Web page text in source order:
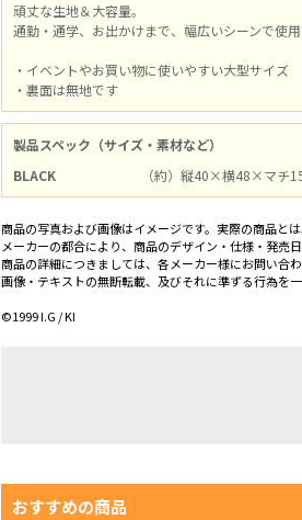
頑丈な生地＆大容量。
通勤・通学、お出かけまで、幅広いシーンで使用
・イベントやお買い物に使いやすい大型サイズ
・裏面は無地です
製品スペック（サイズ・素材など）
BLACK
（約）縦40×横48×マチ
商品の写真および画像はイメージです。実際の商品とは
メーカーの都合により、商品のデザイン・仕様・発売
商品の詳細につきましては、各メーカー様にお問い合わ
画像・テキストの無断転載、及びそれに準ずる行為を一
©1999 I.G / KI
おすすめの商品